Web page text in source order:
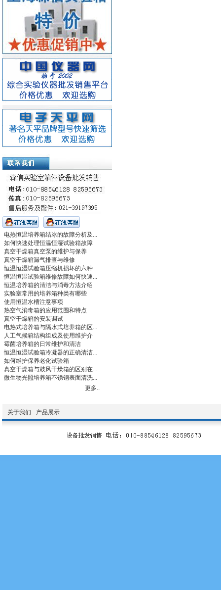
电热恒温培养箱结冰的故障分析及...
如何快速处理恒温恒湿试验箱故障
真空干燥箱真空泵的维护与保养
真空干燥箱漏气排查与维修
恒温恒湿试验箱压缩机损坏的六种...
恒温恒湿试验箱维修故障如何快速...
恒温培养箱的清洁与消毒方法介绍
实验室常用的培养箱种类有哪些
使用恒温水槽注意事项
热空气消毒箱的应用范围和特点
真空干燥箱的安装调试
电热式培养箱与隔水式培养箱的区...
人工气候箱结构组成及使用维护介
霉菌培养箱的日常维护和清洁
恒温恒湿试验箱冷凝器的正确清洁...
如何维护保养老化试验箱
真空干燥箱与鼓风干燥箱的区别在...
微生物光照培养箱不锈钢表面清洗...
更多..
关于我们 产品展示